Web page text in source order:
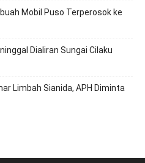
Mobil Puso Terperosok ke
Dialiran Sungai Cilaku
Limbah Sianida, APH Diminta